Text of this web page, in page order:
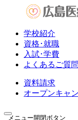
学校紹介
資格･就職
入試･学費
よくあるご質問
資料請求
オープンキャ
メニュー開閉ボタン